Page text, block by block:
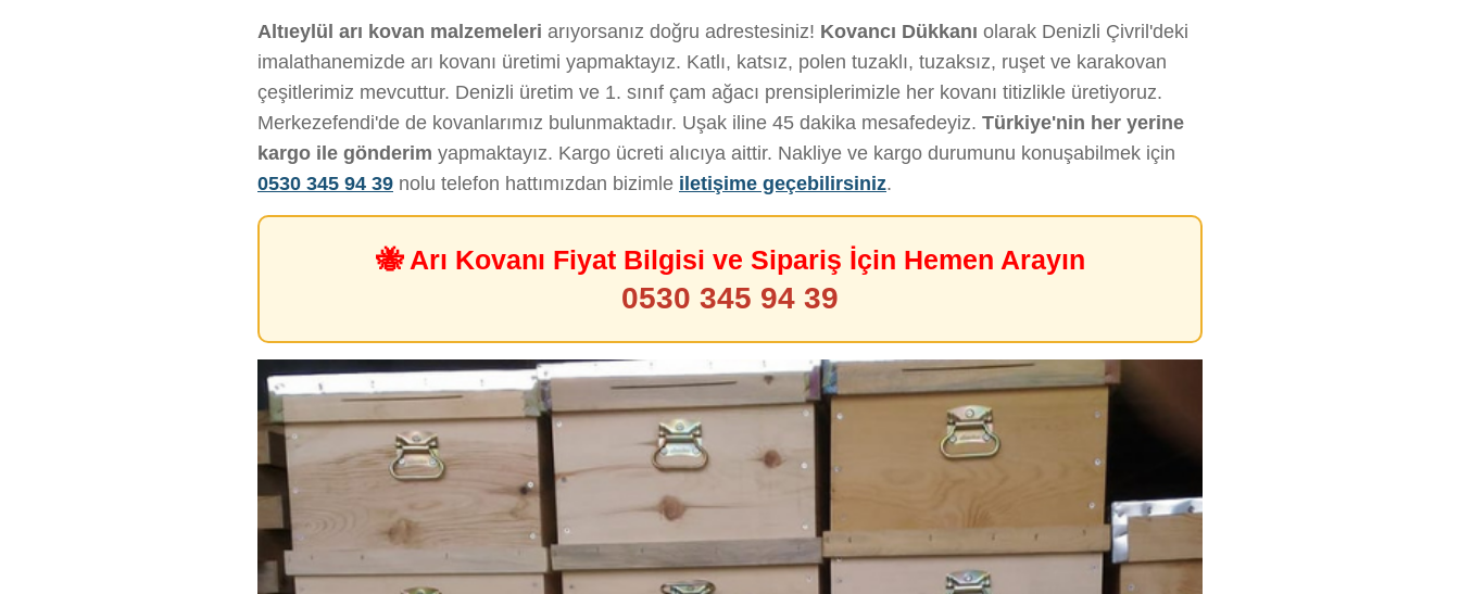
Altıeylül arı kovan malzemeleri arıyorsanız doğru adrestesiniz! Kovancı Dükkanı olarak Denizli Çivril'deki
imalathanemizde arı kovanı üretimi yapmaktayız. Katlı, katsız, polen tuzaklı, tuzaksız, ruşet ve karakovan
çeşitlerimiz mevcuttur. Denizli üretim ve 1. sınıf çam ağacı prensiplerimizle her kovanı titizlikle üretiyoruz.
Merkezefendi'de de kovanlarımız bulunmaktadır. Uşak iline 45 dakika mesafedeyiz. Türkiye'nin her yerine
kargo ile gönderim yapmaktayız. Kargo ücreti alıcıya aittir. Nakliye ve kargo durumunu konuşabilmek için
0530 345 94 39 nolu telefon hattımızdan bizimle iletişime geçebilirsiniz.
🐝 Arı Kovanı Fiyat Bilgisi ve Sipariş İçin Hemen Arayın
0530 345 94 39